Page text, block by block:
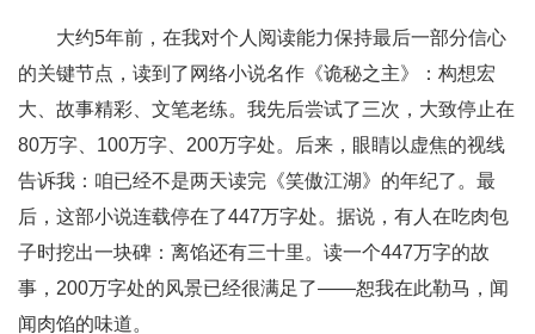
大约5年前，在我对个人阅读能力保持最后一部分信心
的关键节点，读到了网络小说名作《诡秘之主》：构想宏
大、故事精彩、文笔老练。我先后尝试了三次，大致停止在
80万字、100万字、200万字处。后来，眼睛以虚焦的视线
告诉我：咱已经不是两天读完《笑傲江湖》的年纪了。最
后，这部小说连载停在了447万字处。据说，有人在吃肉包
子时挖出一块碑：离馅还有三十里。读一个447万字的故
事，200万字处的风景已经很满足了——恕我在此勒马，闻
闻肉馅的味道。